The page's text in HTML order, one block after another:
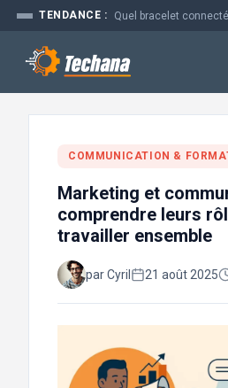
Aller
contenu
TENDANCE :
COMMUNICATION &
Marketing et
comprendre leurs
travailler ensemble
par Cyril 21 août 2025